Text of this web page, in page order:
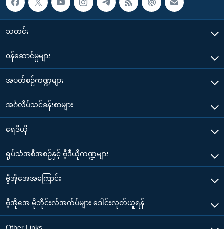
သတင်း
၀န်ဆောင်မှုများ
အပတ်စဉ်ကဏ္ဍများ
အင်္ဂလိပ်သင်ခန်းစာများ
ရေဒီယို
ရုပ်သံအစီအစဉ်နှင့် ဗွီဒီယိုကဏ္ဍများ
ဗွီအိုအေအကြောင်း
ဗွီအိုအေ မိုဘိုင်းလ်အက်ပ်များ ဒေါင်းလုတ်ယူရန်